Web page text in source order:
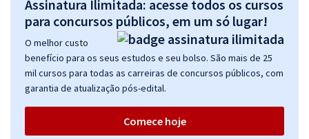
Assinatura Ilimitada: acesse todos os cursos
para concursos públicos, em um só lugar!
O melhor custo
benefício para os seus estudos e seu bolso. São mais de 25
mil cursos para todas as carreiras de concursos públicos, com
garantia de atualização pós-edital.
Comece hoje